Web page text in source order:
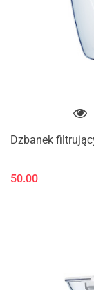
Dzbanek
50.00